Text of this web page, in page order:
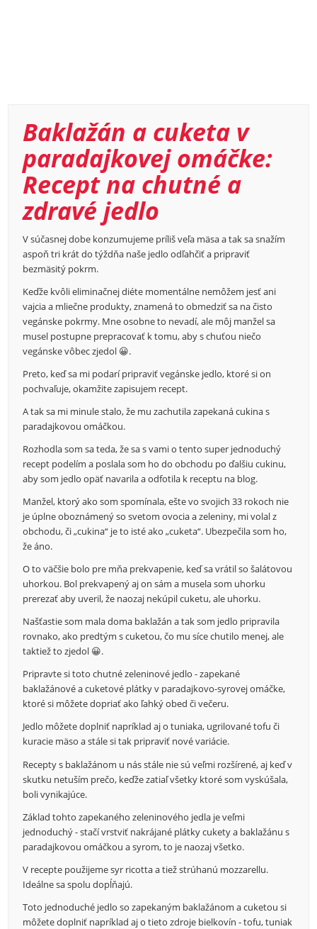
Baklažán a cuketa v
paradajkovej omáčke:
Recept na chutné a
zdravé jedlo
V súčasnej dobe konzumujeme príliš veľa mäsa a tak sa snažím
aspoň tri krát do týždňa naše jedlo odľahčiť a pripraviť
bezmäsitý pokrm.
Keďže kvôli eliminačnej diéte momentálne nemôžem jesť ani
vajcia a mliečne produkty, znamená to obmedziť sa na čisto
vegánske pokrmy. Mne osobne to nevadí, ale môj manžel sa
musel postupne prepracovať k tomu, aby s chuťou niečo
vegánske vôbec zjedol 😀.
Preto, keď sa mi podarí pripraviť vegánske jedlo, ktoré si on
pochvaľuje, okamžite zapisujem recept.
A tak sa mi minule stalo, že mu zachutila zapekaná cukina s
paradajkovou omáčkou.
Rozhodla som sa teda, že sa s vami o tento super jednoduchý
recept podelím a poslala som ho do obchodu po ďalšiu cukinu,
aby som jedlo opäť navarila a odfotila k receptu na blog.
Manžel, ktorý ako som spomínala, ešte vo svojich 33 rokoch nie
je úplne oboznámený so svetom ovocia a zeleniny, mi volal z
obchodu, či „cukina“ je to isté ako „cuketa“. Ubezpečila som ho,
že áno.
O to väčšie bolo pre mňa prekvapenie, keď sa vrátil so šalátovou
uhorkou. Bol prekvapený aj on sám a musela som uhorku
prerezať aby uveril, že naozaj nekúpil cuketu, ale uhorku.
Našťastie som mala doma baklažán a tak som jedlo pripravila
rovnako, ako predtým s cuketou, čo mu síce chutilo menej, ale
taktiež to zjedol 😀.
Pripravte si toto chutné zeleninové jedlo - zapekané
baklažánové a cuketové plátky v paradajkovo-syrovej omáčke,
ktoré si môžete dopriať ako ľahký obed či večeru.
Jedlo môžete doplniť napríklad aj o tuniaka, ugrilované tofu či
kuracie mäso a stále si tak pripraviť nové variácie.
Recepty s baklažánom u nás stále nie sú veľmi rozšírené, aj keď v
skutku netuším prečo, keďže zatiaľ všetky ktoré som vyskúšala,
boli vynikajúce.
Základ tohto zapekaného zeleninového jedla je veľmi
jednoduchý - stačí vrstviť nakrájané plátky cukety a baklažánu s
paradajkovou omáčkou a syrom, to je naozaj všetko.
V recepte použijeme syr ricotta a tiež strúhanú mozzarellu.
Ideálne sa spolu dopĺňajú.
Toto jednoduché jedlo so zapekaným baklažánom a cuketou si
môžete doplniť napríklad aj o tieto zdroje bielkovín - tofu, tuniak